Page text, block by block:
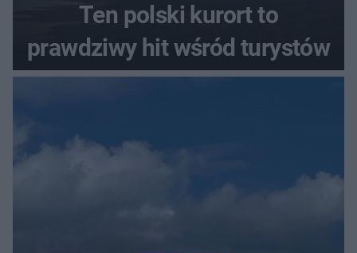
Ten polski kurort to
prawdziwy hit wśród turystów